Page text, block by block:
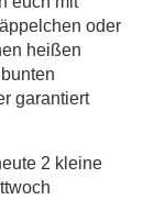
oder
heißen
garantiert
2 kleine